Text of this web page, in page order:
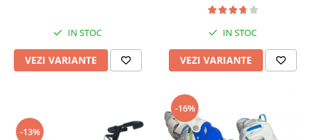
IN STOC
VEZI VARIANTE
IN STOC
VEZI VARIANTE
-13%
-16%